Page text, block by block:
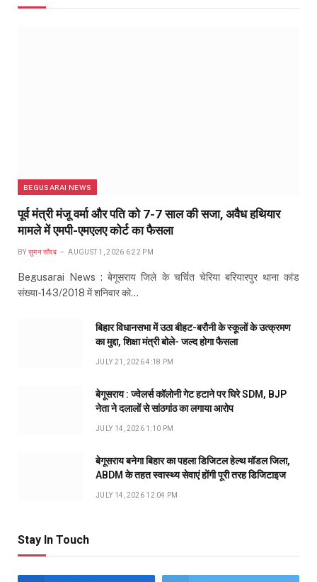
BEGUSARAI NEWS
पूर्व मंत्री मंजू वर्मा और पति को 7-7 साल की सजा, अवैध हथियार
मामले में एमपी-एमएलए कोर्ट का फैसला
BY सुमन सौरब AUGUST 1, 2026 6:22 PM
Begusarai News : बेगूसराय जिले के चर्चित चेरिया बरियारपुर थाना कांड
संख्या-143/2018 में शनिवार को…
बिहार विधानसभा में उठा बीहट-बरौनी के स्कूलों के उत्क्रमण
का मुद्दा, शिक्षा मंत्री बोले- जल्द होगा फैसला
JULY 21, 2026 4:18 PM
बेगूसराय : ज्वेलर्स कॉलोनी गेट हटाने पर घिरे SDM, BJP
नेता ने दलालों से सांठगांठ का लगाया आरोप
JULY 14, 2026 1:10 PM
बेगूसराय बनेगा बिहार का पहला डिजिटल हेल्थ मॉडल जिला,
ABDM के तहत स्वास्थ्य सेवाएं होंगी पूरी तरह डिजिटाइज
JULY 14, 2026 12:04 PM
Stay In Touch